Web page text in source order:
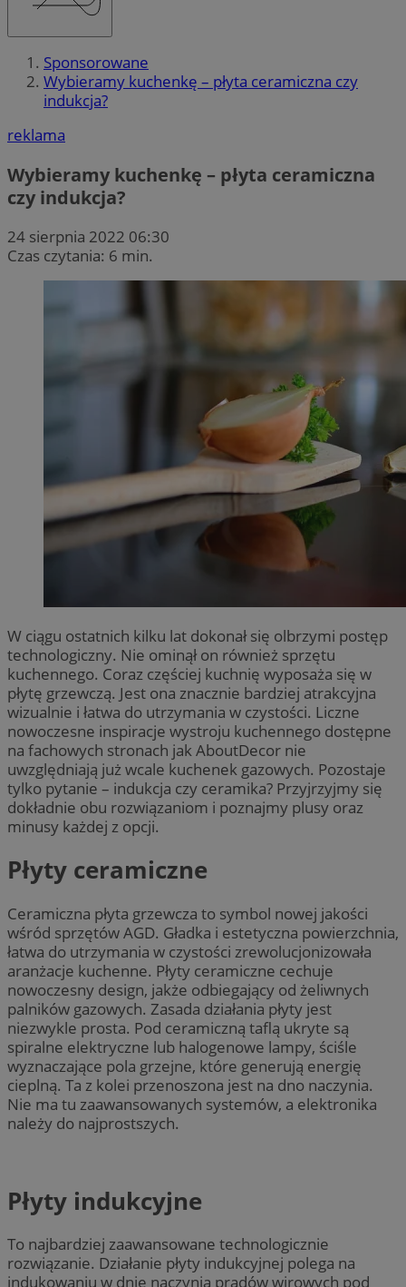
Sponsorowane
Wybieramy kuchenkę – płyta ceramiczna czy
indukcja?
reklama
Wybieramy kuchenkę – płyta ceramiczna
czy indukcja?
24 sierpnia 2022 06:30
Czas czytania: 6 min.
W ciągu ostatnich kilku lat dokonał się olbrzymi postęp
technologiczny. Nie ominął on również sprzętu
kuchennego. Coraz częściej kuchnię wyposaża się w
płytę grzewczą. Jest ona znacznie bardziej atrakcyjna
wizualnie i łatwa do utrzymania w czystości. Liczne
nowoczesne inspiracje wystroju kuchennego dostępne
na fachowych stronach jak AboutDecor nie
uwzględniają już wcale kuchenek gazowych. Pozostaje
tylko pytanie – indukcja czy ceramika? Przyjrzyjmy się
dokładnie obu rozwiązaniom i poznajmy plusy oraz
minusy każdej z opcji.
Płyty ceramiczne
Ceramiczna płyta grzewcza to symbol nowej jakości
wśród sprzętów AGD. Gładka i estetyczna powierzchnia,
łatwa do utrzymania w czystości zrewolucjonizowała
aranżacje kuchenne. Płyty ceramiczne cechuje
nowoczesny design, jakże odbiegający od żeliwnych
palników gazowych. Zasada działania płyty jest
niezwykle prosta. Pod ceramiczną taflą ukryte są
spiralne elektryczne lub halogenowe lampy, ściśle
wyznaczające pola grzejne, które generują energię
cieplną. Ta z kolei przenoszona jest na dno naczynia.
Nie ma tu zaawansowanych systemów, a elektronika
należy do najprostszych.
Płyty indukcyjne
To najbardziej zaawansowane technologicznie
rozwiązanie. Działanie płyty indukcyjnej polega na
indukowaniu w dnie naczynia prądów wirowych pod